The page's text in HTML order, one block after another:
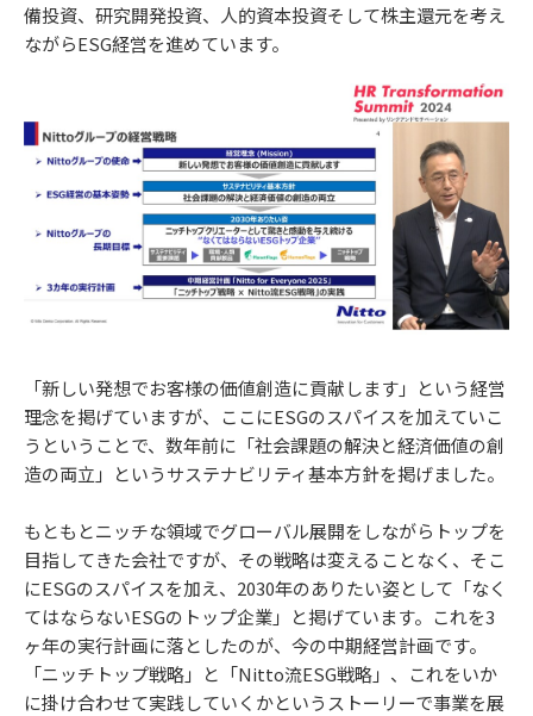
備投資、研究開発投資、人的資本投資そして株主還元を考え
ながらESG経営を進めています。
「新しい発想でお客様の価値創造に貢献します」という経営
理念を掲げていますが、ここにESGのスパイスを加えていこ
うということで、数年前に「社会課題の解決と経済価値の創
造の両立」というサステナビリティ基本方針を掲げました。
もともとニッチな領域でグローバル展開をしながらトップを
目指してきた会社ですが、その戦略は変えることなく、そこ
にESGのスパイスを加え、2030年のありたい姿として「なく
てはならないESGのトップ企業」と掲げています。これを3
ヶ年の実行計画に落としたのが、今の中期経営計画です。
「ニッチトップ戦略」と「Nitto流ESG戦略」、これをいか
に掛け合わせて実践していくかというストーリーで事業を展